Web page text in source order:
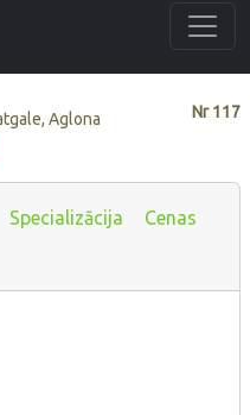
Nr117
Aglona
Specializācija Cenas